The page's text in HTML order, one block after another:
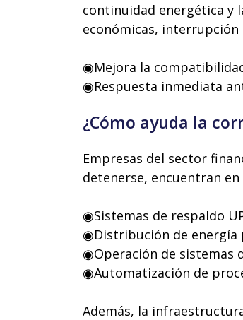
continuidad energética y
económicas,
◉Mejora la
◉Respuesta inmediata
¿Cómo ayuda la
Empresas del sector
detenerse, encuentran
◉Sistemas de respaldo
◉Distribución de energía
◉Operación de sistemas
◉Automatización de
Además, la